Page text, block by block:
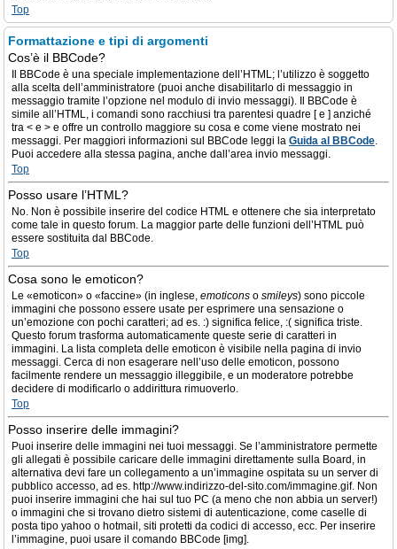
Top
Formattazione e tipi di argomenti
Cos’è il BBCode?
Il BBCode è una speciale implementazione dell’HTML; l’utilizzo è soggetto
alla scelta dell’amministratore (puoi anche disabilitarlo di messaggio in
messaggio tramite l’opzione nel modulo di invio messaggi). Il BBCode è
simile all’HTML, i comandi sono racchiusi tra parentesi quadre [ e ] anziché
tra < e > e offre un controllo maggiore su cosa e come viene mostrato nei
messaggi. Per maggiori informazioni sul BBCode leggi la Guida al BBCode.
Puoi accedere alla stessa pagina, anche dall’area invio messaggi.
Top
Posso usare l’HTML?
No. Non è possibile inserire del codice HTML e ottenere che sia interpretato
come tale in questo forum. La maggior parte delle funzioni dell’HTML può
essere sostituita dal BBCode.
Top
Cosa sono le emoticon?
Le «emoticon» o «faccine» (in inglese, emoticons o smileys) sono piccole
immagini che possono essere usate per esprimere una sensazione o
un’emozione con pochi caratteri; ad es. :) significa felice, :( significa triste.
Questo forum trasforma automaticamente queste serie di caratteri in
immagini. La lista completa delle emoticon è visibile nella pagina di invio
messaggi. Cerca di non esagerare nell’uso delle emoticon, possono
facilmente rendere un messaggio illeggibile, e un moderatore potrebbe
decidere di modificarlo o addirittura rimuoverlo.
Top
Posso inserire delle immagini?
Puoi inserire delle immagini nei tuoi messaggi. Se l’amministratore permette
gli allegati è possibile caricare delle immagini direttamente sulla Board, in
alternativa devi fare un collegamento a un’immagine ospitata su un server di
pubblico accesso, ad es. http://www.indirizzo-del-sito.com/immagine.gif. Non
puoi inserire immagini che hai sul tuo PC (a meno che non abbia un server!)
o immagini che si trovano dietro sistemi di autenticazione, come caselle di
posta tipo yahoo o hotmail, siti protetti da codici di accesso, ecc. Per inserire
l’immagine, puoi usare il comando BBCode [img].